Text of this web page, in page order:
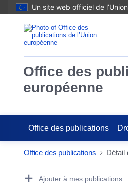
Un site web officiel de
Office des
européenne
Office des publications
Office des publications Détail
Publication Detail
Ajouter à mes publications